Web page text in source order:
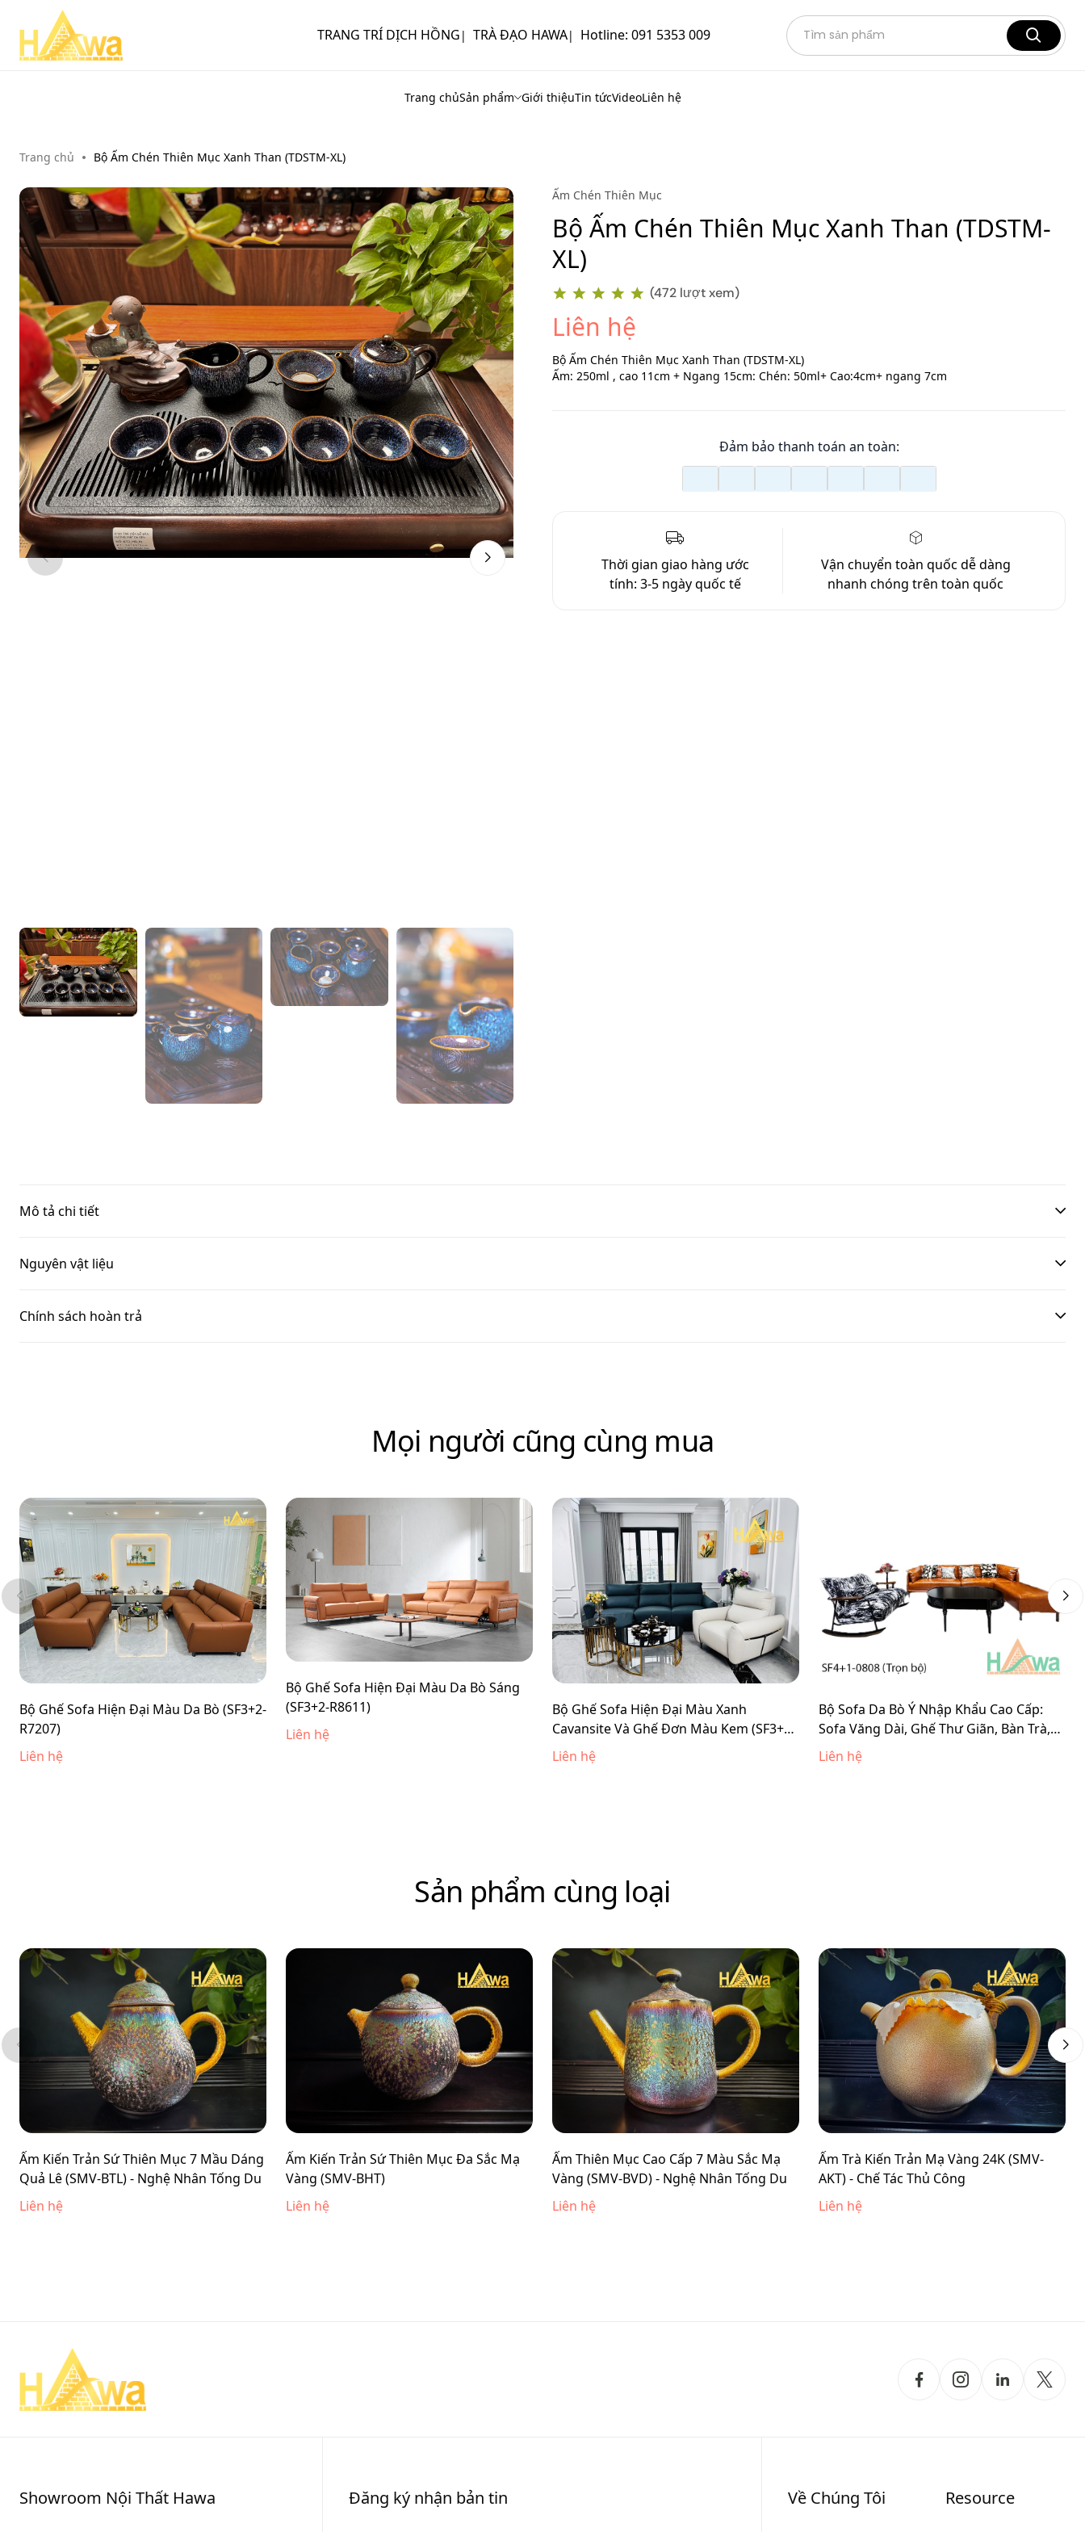
TRANG TRÍ DỊCH HỒNG | TRÀ ĐẠO HAWA| Hotline: 091 5353 009
Trang chủSản phẩm Giới thiệuTin tứcVideoLiên hệ
Trang chủ Bộ Ấm Chén Thiên Mục Xanh Than (TDSTM-XL)
Ấm Chén Thiên Mục
Bộ Ấm Chén Thiên Mục Xanh Than (TDSTM-
XL)
(472 lượt xem)
Liên hệ
Bộ Ấm Chén Thiên Mục Xanh Than (TDSTM-XL)
Ấm: 250ml , cao 11cm + Ngang 15cm: Chén: 50ml+ Cao:4cm+ ngang 7cm
Đảm bảo thanh toán an toàn:
Thời gian giao hàng ước
tính:3-5 ngày quốc tế
Vận chuyển toàn quốc dễ dàng
nhanh chóng trên toàn quốc
Mô tả chi tiết
Nguyên vật liệu
Chính sách hoàn trả
Mọi người cũng cùng mua
Bộ Ghế Sofa Hiện Đại Màu Da Bò (SF3+2-
R7207)
Liên hệ
Bộ Ghế Sofa Hiện Đại Màu Da Bò Sáng
(SF3+2-R8611)
Liên hệ
Bộ Ghế Sofa Hiện Đại Màu Xanh
Cavansite Và Ghế Đơn Màu Kem (SF3+1-
R8602)
Liên hệ
Bộ Sofa Da Bò Ý Nhập Khẩu Cao Cấp:
Sofa Văng Dài, Ghế Thư Giãn, Bàn Trà,
Bàn Góc (Trọn Bộ SF4)
Liên hệ
Sản phẩm cùng loại
Ấm Kiến Trản Sứ Thiên Mục 7 Mầu Dáng
Quả Lê (SMV-BTL) - Nghệ Nhân Tống Du
Liên hệ
Ấm Kiến Trản Sứ Thiên Mục Đa Sắc Mạ
Vàng (SMV-BHT)
Liên hệ
Ấm Thiên Mục Cao Cấp 7 Màu Sắc Mạ
Vàng (SMV-BVD) - Nghệ Nhân Tống Du
Liên hệ
Ấm Trà Kiến Trản Mạ Vàng 24K (SMV-
AKT) - Chế Tác Thủ Công
Liên hệ
Showroom Nội Thất Hawa Đăng ký nhận bản tin Về Chúng Tôi Resource